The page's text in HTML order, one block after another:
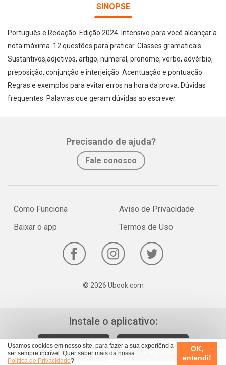
Usamos cookies em nosso site, para fazer a sua experiência
ser sempre incrível. Quer saber mais da nossa
Política de Privacidade?
OK,
entendi!
SINOPSE
Português e Redação: Edição 2024. Intensivo para você alcançar a
nota máxima. 12 questões para praticar. Classes gramaticais:
Sustantivos,adjetivos, artigo, numeral, pronome, verbo, advérbio,
preposição, conjunção e interjeição. Acentuação e pontuação:
Regras e exemplos para evitar erros na hora da prova. Dúvidas
frequentes: Palavras que geram dúvidas ao escrever.
Precisando de ajuda?
Fale conosco
Como Funciona
Baixar o app
Aviso de Privacidade
Termos de Uso
© 2026 Ubook.com
Instale o aplicativo:
Facebook Twitter